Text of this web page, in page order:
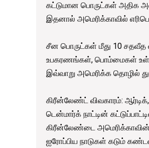
கட்டுமான பொருட்கள் அதிக
இதனால் அமெரிக்காவில்
சீன பொருட்கள் மீது 10 சதவீத
உபகரணங்கள், பொம்மைகள்
இவ்வாறு அமெரிக்க தொழில்
கிரீன்லேண்ட் விவகாரம்:
டென்மார்க் நாட்டின்
கிரீன்லேண்டை அமெரிக்காவின்
ஐரோப்பிய நாடுகள் கடும்